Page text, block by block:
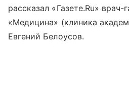
рассказал «Газете.Ru»
«Медицина» (клиника
Евгений Белоусов.